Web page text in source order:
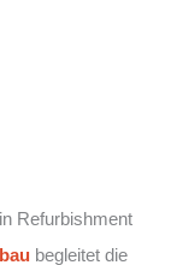
Refurbishment
begleitet die